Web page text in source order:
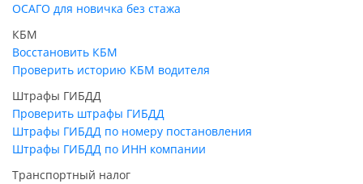
ОСАГО для новичка без стажа
КБМ
Восстановить КБМ
Проверить историю КБМ водителя
Штрафы ГИБДД
Проверить штрафы ГИБДД
Штрафы ГИБДД по номеру постановления
Штрафы ГИБДД по ИНН компании
Транспортный налог